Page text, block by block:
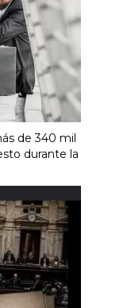
de 340 mil
durante la